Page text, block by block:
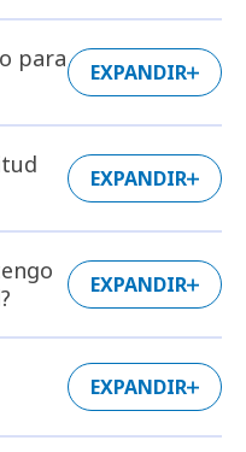
para
EXPANDIR
EXPANDIR
EXPANDIR
EXPANDIR